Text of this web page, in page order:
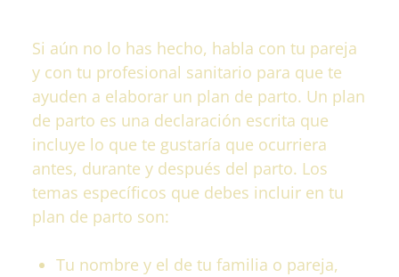
Si aún no lo has hecho, habla con tu pareja
y con tu profesional sanitario para que te
ayuden a elaborar un plan de parto. Un plan
de parto es una declaración escrita que
incluye lo que te gustaría que ocurriera
antes, durante y después del parto. Los
temas específicos que debes incluir en tu
plan de parto son:
Tu nombre y el de tu familia o pareja,